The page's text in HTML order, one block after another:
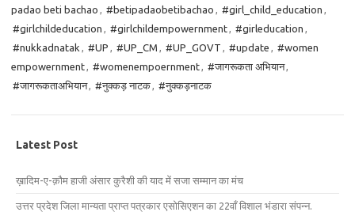
padao beti bachao , #betipadaobetibachao , #girl_child_education ,
#girlchildeducation , #girlchildempowernment, #girleducation ,
#nukkadnatak , #UP , #UP_CM , #UP_GOVT , #update , #women
empowernment, #womenempoernment, #जागरूकता अभियान,
#जागरूकताअभियान, #नुक्कड़ नाटक, #नुक्कड़नाटक
Latest Post
ख़ादिम-ए-क़ौम हाजी अंसार कुरैशी की याद में सजा सम्मान का मंच
उत्तर प्रदेश जिला मान्यता प्राप्त पत्रकार एसोसिएशन का 22वाँ विशाल भंडारा संपन्न.